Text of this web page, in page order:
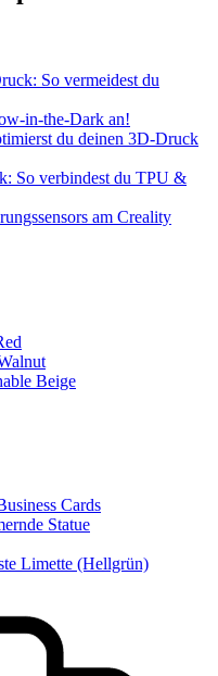
So vermeidest du
in-the-Dark an!
du deinen 3D-Druck
So verbindest du TPU &
am Creality
Beige
Cards
Statue
Limette (Hellgrün)